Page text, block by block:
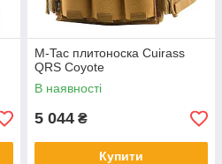
M-Tac плитоноска Cuirass
QRS Coyote
В наявності
5 044 ₴
Купити